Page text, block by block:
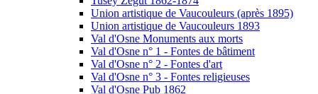
Union artistique de Vaucouleurs (après 1895)
Union artistique de Vaucouleurs 1893
Val d'Osne Monuments aux morts
Val d'Osne n° 1 - Fontes de bâtiment
Val d'Osne n° 2 - Fontes d'art
Val d'Osne n° 3 - Fontes religieuses
Val d'Osne Pub 1862